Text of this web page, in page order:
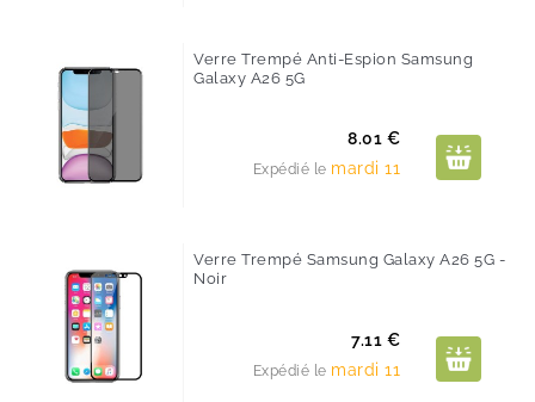
Verre Trempé Anti-Espion Samsung
Galaxy A26 5G
Prix
8.01 €
Expédié le mardi 11
Verre Trempé Samsung Galaxy A26 5G -
Noir
Prix
7.11 €
Expédié le mardi 11